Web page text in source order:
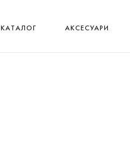
КАТАЛОГ АКСЕСУАРИ